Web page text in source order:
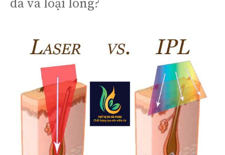
da và loại lông?